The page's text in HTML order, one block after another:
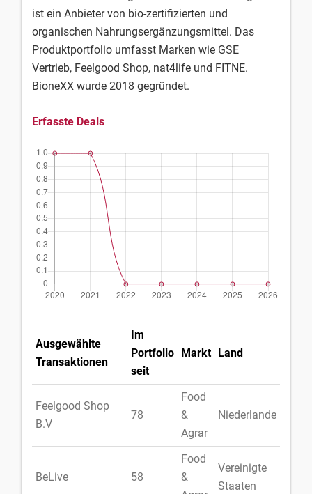
ist ein Anbieter von bio-zertifizierten und
organischen Nahrungsergänzungsmittel. Das
Produktportfolio umfasst Marken wie GSE
Vertrieb, Feelgood Shop, nat4life und FITNE.
BioneXX wurde 2018 gegründet.
Erfasste Deals
Ausgewählte
Transaktionen
Im
Portfolio
seit
Markt Land
Feelgood Shop
B.V
78
Food
&
Agrar
Niederlande
BeLive 58
Food
&
Vereinigte
Staaten